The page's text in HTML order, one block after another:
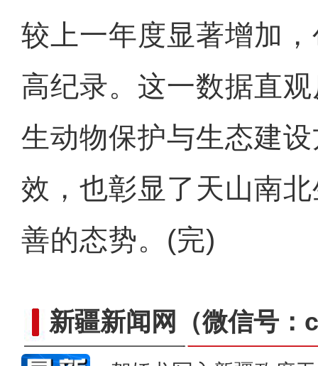
较上一年度显著增加
高纪录。这一数据直
生动物保护与生态建
效，也彰显了天山南
善的态势。(完)
新疆新闻网 （微信号